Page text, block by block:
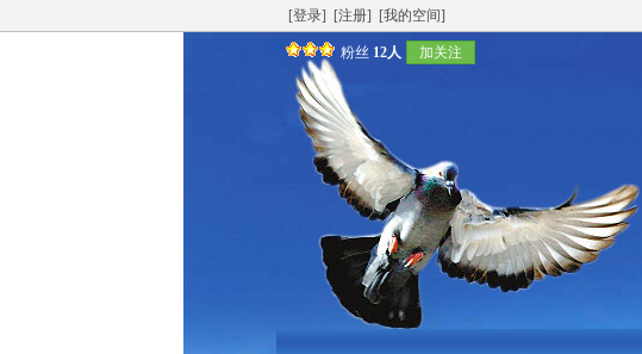
[登录] [注册] [我的空间]
粉丝 12人 加关注